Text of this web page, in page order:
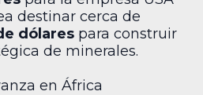
destinar cerca de
dólares para construir
de minerales.
en África